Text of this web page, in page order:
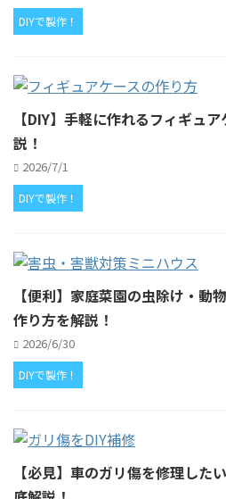
DIYで製作！
【DIY】手軽に作れるフィギュ
説！
2026/7/1
DIYで製作！
【便利】家庭菜園の虫除け・動
作り方を解説！
2026/6/30
DIYで製作！
【必見】車のガリ傷を修理した